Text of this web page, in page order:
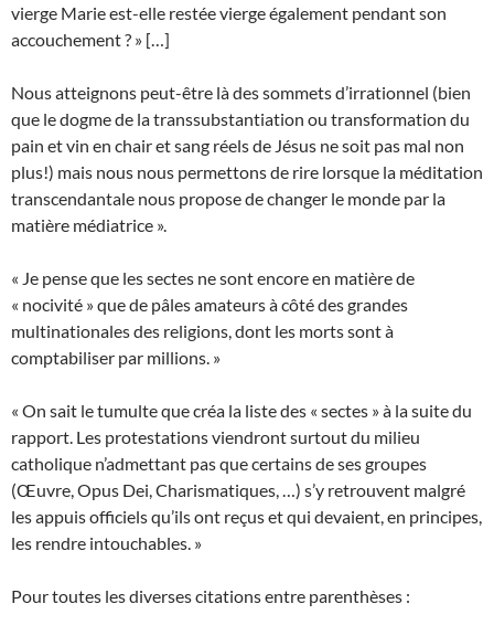
vierge Marie est-elle restée vierge également pendant son
accouchement ? » […]
Nous atteignons peut-être là des sommets d’irrationnel (bien
que le dogme de la transsubstantiation ou transformation du
pain et vin en chair et sang réels de Jésus ne soit pas mal non
plus!) mais nous nous permettons de rire lorsque la méditation
transcendantale nous propose de changer le monde par la
matière médiatrice ».
« Je pense que les sectes ne sont encore en matière de
« nocivité » que de pâles amateurs à côté des grandes
multinationales des religions, dont les morts sont à
comptabiliser par millions. »
« On sait le tumulte que créa la liste des « sectes » à la suite du
rapport. Les protestations viendront surtout du milieu
catholique n’admettant pas que certains de ses groupes
(Œuvre, Opus Dei, Charismatiques, …) s’y retrouvent malgré
les appuis officiels qu’ils ont reçus et qui devaient, en principes,
les rendre intouchables. »
Pour toutes les diverses citations entre parenthèses :